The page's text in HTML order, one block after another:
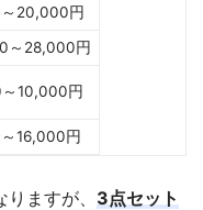
20,000円
～28,000円
10,000円
16,000円
ますが、 3点セット